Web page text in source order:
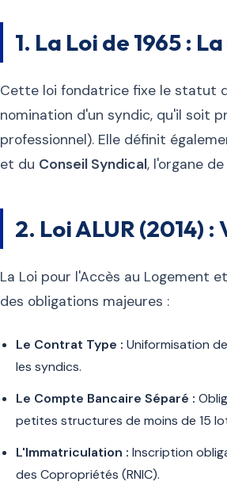
1. La Loi de 1965 :
Cette loi fondatrice fixe le statut
nomination d'un syndic, qu'il soit
professionnel). Elle définit
et du Conseil Syndical, l'organe
2. Loi ALUR (2014)
La Loi pour l'Accès au Logement
des obligations majeures :
Le Contrat Type : Uniformisation
les syndics.
Le Compte Bancaire Séparé :
petites structures de moins de 15
L'Immatriculation : Inscription
des Copropriétés (RNIC).